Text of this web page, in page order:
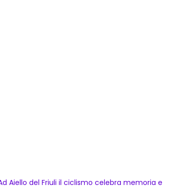
Aiello del Friuli il ciclismo celebra memoria e